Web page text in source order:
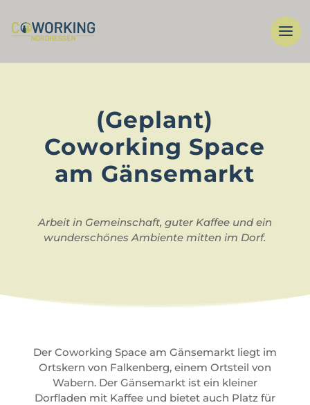
(Geplant)
Coworking Space
am Gänsemarkt
Arbeit in Gemeinschaft, guter Kaffee und ein
wunderschönes Ambiente mitten im Dorf.
Der Coworking Space am Gänsemarkt liegt im
Ortskern von Falkenberg, einem Ortsteil von
Wabern. Der Gänsemarkt ist ein kleiner
Dorfladen mit Kaffee und bietet auch Platz für